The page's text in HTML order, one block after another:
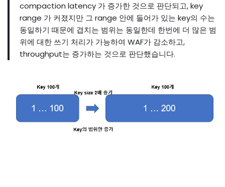
compaction latency 가 증가한 것으로 판단되고, key
range 가 커졌지만 그 range 안에 들어가 있는 key의 수는
동일하기 때문에 겹치는 범위는 동일한데 한번에 더 많은 범
위에 대한 쓰기 처리가 가능하여 WAF가 감소하고,
throughput는 증가하는 것으로 판단했습니다.